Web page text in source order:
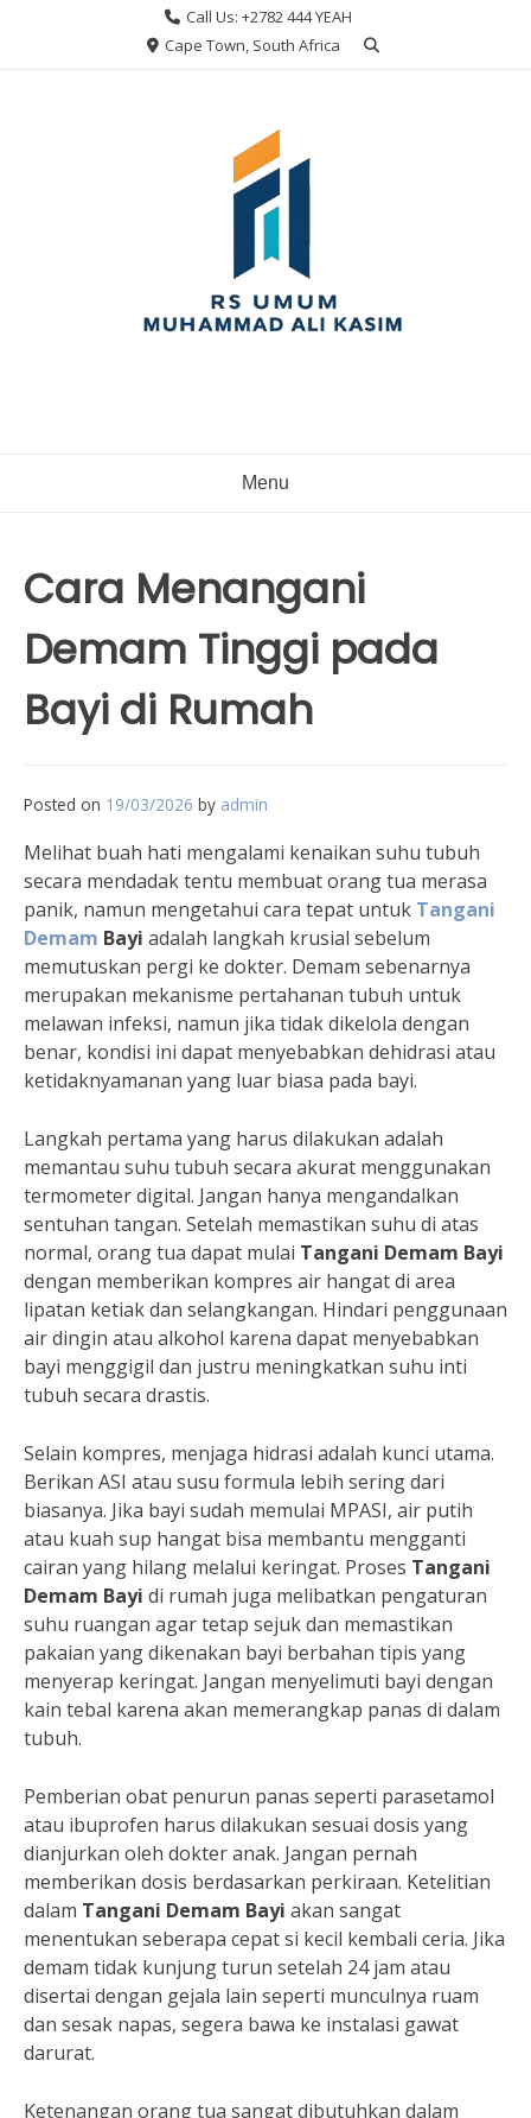
Call Us: +2782 444 YEAH
Cape Town, South Africa
Menu
Cara Menangani
Demam Tinggi pada
Bayi di Rumah
Posted on 19/03/2026 by admin
Melihat buah hati mengalami kenaikan suhu tubuh
secara mendadak tentu membuat orang tua merasa
panik, namun mengetahui cara tepat untuk Tangani
Demam Bayi adalah langkah krusial sebelum
memutuskan pergi ke dokter. Demam sebenarnya
merupakan mekanisme pertahanan tubuh untuk
melawan infeksi, namun jika tidak dikelola dengan
benar, kondisi ini dapat menyebabkan dehidrasi atau
ketidaknyamanan yang luar biasa pada bayi.
Langkah pertama yang harus dilakukan adalah
memantau suhu tubuh secara akurat menggunakan
termometer digital. Jangan hanya mengandalkan
sentuhan tangan. Setelah memastikan suhu di atas
normal, orang tua dapat mulai Tangani Demam Bayi
dengan memberikan kompres air hangat di area
lipatan ketiak dan selangkangan. Hindari penggunaan
air dingin atau alkohol karena dapat menyebabkan
bayi menggigil dan justru meningkatkan suhu inti
tubuh secara drastis.
Selain kompres, menjaga hidrasi adalah kunci utama.
Berikan ASI atau susu formula lebih sering dari
biasanya. Jika bayi sudah memulai MPASI, air putih
atau kuah sup hangat bisa membantu mengganti
cairan yang hilang melalui keringat. Proses Tangani
Demam Bayi di rumah juga melibatkan pengaturan
suhu ruangan agar tetap sejuk dan memastikan
pakaian yang dikenakan bayi berbahan tipis yang
menyerap keringat. Jangan menyelimuti bayi dengan
kain tebal karena akan memerangkap panas di dalam
tubuh.
Pemberian obat penurun panas seperti parasetamol
atau ibuprofen harus dilakukan sesuai dosis yang
dianjurkan oleh dokter anak. Jangan pernah
memberikan dosis berdasarkan perkiraan. Ketelitian
dalam Tangani Demam Bayi akan sangat
menentukan seberapa cepat si kecil kembali ceria. Jika
demam tidak kunjung turun setelah 24 jam atau
disertai dengan gejala lain seperti munculnya ruam
dan sesak napas, segera bawa ke instalasi gawat
darurat.
Ketenangan orang tua sangat dibutuhkan dalam